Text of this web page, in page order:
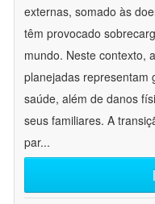
externas, somado às
têm provocado
mundo. Neste contexto,
planejadas representam
saúde, além de danos
seus familiares. A
par...